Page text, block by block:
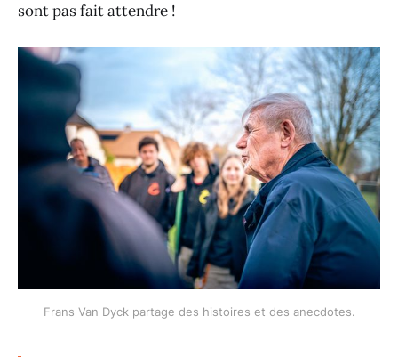
sont pas fait attendre !
Frans Van Dyck partage des histoires et des anecdotes.